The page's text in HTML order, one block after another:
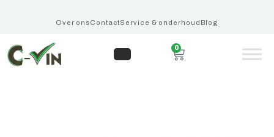
Over onsContactService & onderhoudBlog
0